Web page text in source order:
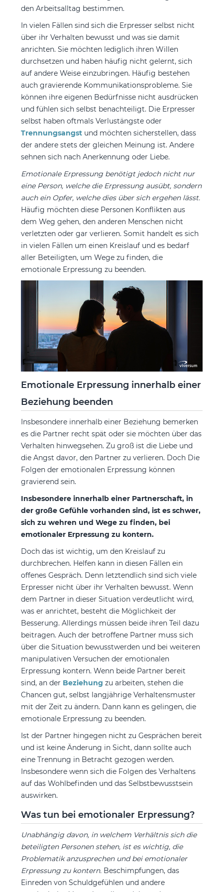
den Arbeitsalltag bestimmen.
In vielen Fällen sind sich die Erpresser selbst nicht
über ihr Verhalten bewusst und was sie damit
anrichten. Sie möchten lediglich ihren Willen
durchsetzen und haben häufig nicht gelernt, sich
auf andere Weise einzubringen. Häufig bestehen
auch gravierende Kommunikationsprobleme. Sie
können ihre eigenen Bedürfnisse nicht ausdrücken
und fühlen sich selbst benachteiligt. Die Erpresser
selbst haben oftmals Verlustängste oder
Trennungsangst und möchten sicherstellen, dass
der andere stets der gleichen Meinung ist. Andere
sehnen sich nach Anerkennung oder Liebe.
Emotionale Erpressung benötigt jedoch nicht nur
eine Person, welche die Erpressung ausübt, sondern
auch ein Opfer, welche dies über sich ergehen lässt.
Häufig möchten diese Personen Konflikten aus
dem Weg gehen, den anderen Menschen nicht
verletzten oder gar verlieren. Somit handelt es sich
in vielen Fällen um einen Kreislauf und es bedarf
aller Beteiligten, um Wege zu finden, die
emotionale Erpressung zu beenden.
Emotionale Erpressung innerhalb einer
Beziehung beenden
Insbesondere innerhalb einer Beziehung bemerken
es die Partner recht spät oder sie möchten über das
Verhalten hinwegsehen. Zu groß ist die Liebe und
die Angst davor, den Partner zu verlieren. Doch Die
Folgen der emotionalen Erpressung können
gravierend sein.
Insbesondere innerhalb einer Partnerschaft, in
der große Gefühle vorhanden sind, ist es schwer,
sich zu wehren und Wege zu finden, bei
emotionaler Erpressung zu kontern.
Doch das ist wichtig, um den Kreislauf zu
durchbrechen. Helfen kann in diesen Fällen ein
offenes Gespräch. Denn letztendlich sind sich viele
Erpresser nicht über ihr Verhalten bewusst. Wenn
dem Partner in dieser Situation verdeutlicht wird,
was er anrichtet, besteht die Möglichkeit der
Besserung. Allerdings müssen beide ihren Teil dazu
beitragen. Auch der betroffene Partner muss sich
über die Situation bewusstwerden und bei weiteren
manipulativen Versuchen der emotionalen
Erpressung kontern. Wenn beide Partner bereit
sind, an der Beziehung zu arbeiten, stehen die
Chancen gut, selbst langjährige Verhaltensmuster
mit der Zeit zu ändern. Dann kann es gelingen, die
emotionale Erpressung zu beenden.
Ist der Partner hingegen nicht zu Gesprächen bereit
und ist keine Änderung in Sicht, dann sollte auch
eine Trennung in Betracht gezogen werden.
Insbesondere wenn sich die Folgen des Verhaltens
auf das Wohlbefinden und das Selbstbewusstsein
auswirken.
Was tun bei emotionaler Erpressung?
Unabhängig davon, in welchem Verhältnis sich die
beteiligten Personen stehen, ist es wichtig, die
Problematik anzusprechen und bei emotionaler
Erpressung zu kontern. Beschimpfungen, das
Einreden von Schuldgefühlen und andere